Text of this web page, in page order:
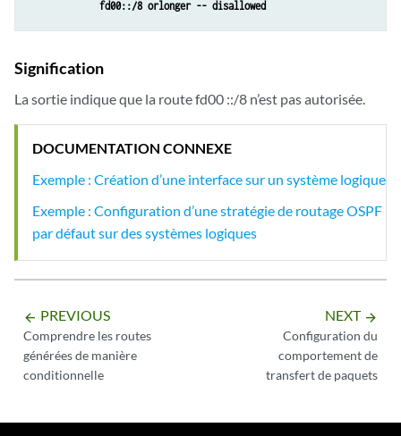
fd00::/8 orlonger -- disallowed
Signification
La sortie indique que la route fd00 ::/8 n’est pas autorisée.
DOCUMENTATION CONNEXE
Exemple : Création d’une interface sur un système logique
Exemple : Configuration d’une stratégie de routage OSPF
par défaut sur des systèmes logiques
arrow_backward PREVIOUS
Comprendre les routes
générées de manière
conditionnelle
NEXT arrow_forward
Configuration du
comportement de
transfert de paquets